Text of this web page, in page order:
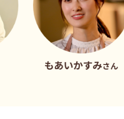
あいかすみさん